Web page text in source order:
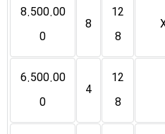
12
8
8
8.500.00
0
12
8
4
6.500.00
0